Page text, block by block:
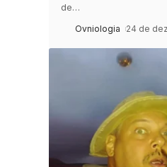
de…
Ovniologia 24 de